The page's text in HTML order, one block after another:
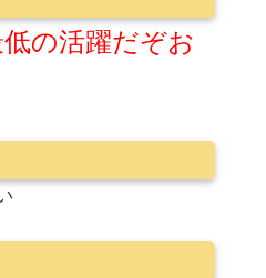
の活躍だぞお